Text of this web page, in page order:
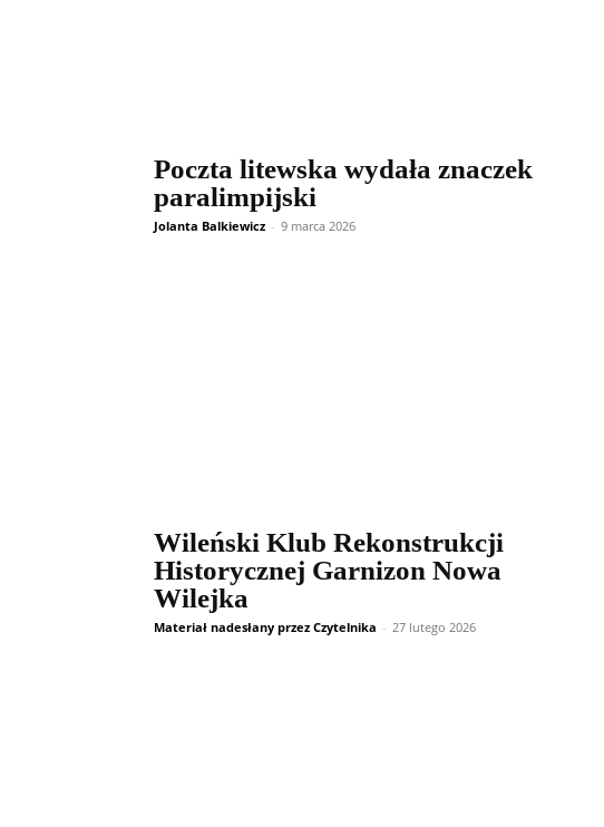
Poczta litewska wydała znaczek
paralimpijski
Jolanta Balkiewicz - 9 marca 2026
Wileński Klub Rekonstrukcji
Historycznej Garnizon Nowa
Wilejka
Materiał nadesłany przez Czytelnika - 27 lutego 2026